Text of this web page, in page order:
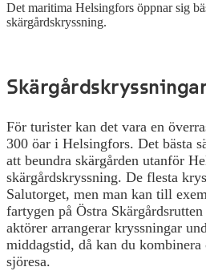
Det maritima Helsingfors öppnar sig
skärgårdskryssning.
För turister kan det vara en
300 öar i Helsingfors. Det bästa
att beundra skärgården utanför
skärgårdskryssning. De flesta
Salutorget, men man kan till
fartygen på Östra
aktörer arrangerar kryssningar
middagstid, då kan du
sjöresa.